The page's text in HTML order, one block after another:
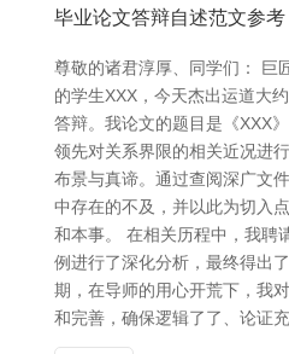
毕业论文答辩自述范文参考
尊敬的诸君淳厚、同学们： 巨
的学生XXX，今天杰出运道大
答辩。我论文的题目是《XXX
领先对关系界限的相关近况进
布景与真谛。通过查阅深广文
中存在的不及，并以此为切入
和本事。 在相关历程中，我聘
例进行了深化分析，最终得出
期，在导师的用心开荒下，我
和完善，确保逻辑了了、论证充